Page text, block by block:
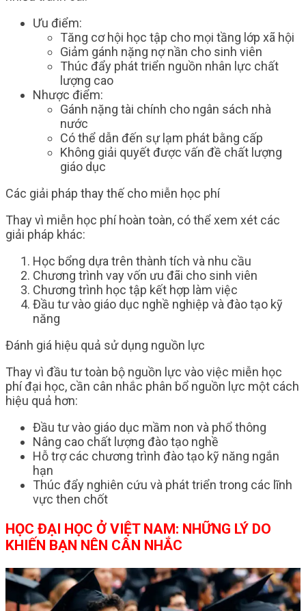
Ưu điểm:
Tăng cơ hội học tập cho mọi tầng lớp xã hội
Giảm gánh nặng nợ nần cho sinh viên
Thúc đẩy phát triển nguồn nhân lực chất
lượng cao
Nhược điểm:
Gánh nặng tài chính cho ngân sách nhà
nước
Có thể dẫn đến sự lạm phát bằng cấp
Không giải quyết được vấn đề chất lượng
giáo dục
Các giải pháp thay thế cho miễn học phí
Thay vì miễn học phí hoàn toàn, có thể xem xét các
giải pháp khác:
Học bổng dựa trên thành tích và nhu cầu
Chương trình vay vốn ưu đãi cho sinh viên
Chương trình học tập kết hợp làm việc
Đầu tư vào giáo dục nghề nghiệp và đào tạo kỹ
năng
Đánh giá hiệu quả sử dụng nguồn lực
Thay vì đầu tư toàn bộ nguồn lực vào việc miễn học
phí đại học, cần cân nhắc phân bổ nguồn lực một cách
hiệu quả hơn:
Đầu tư vào giáo dục mầm non và phổ thông
Nâng cao chất lượng đào tạo nghề
Hỗ trợ các chương trình đào tạo kỹ năng ngắn
hạn
Thúc đẩy nghiên cứu và phát triển trong các lĩnh
vực then chốt
HỌC ĐẠI HỌC Ở VIỆT NAM: NHỮNG LÝ DO
KHIẾN BẠN NÊN CÂN NHẮC